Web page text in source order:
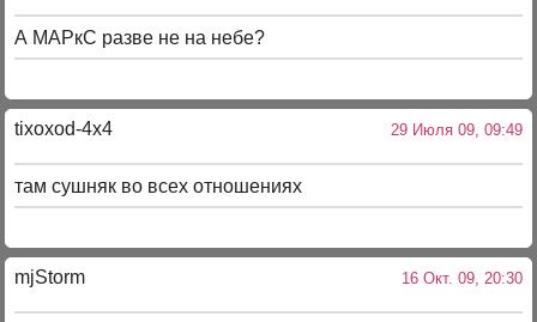
А МАРкС разве не на небе?
tixoxod-4x4 29 Июля 09, 09:49
там сушняк во всех отношениях
mjStоrm 16 Окт. 09, 20:30